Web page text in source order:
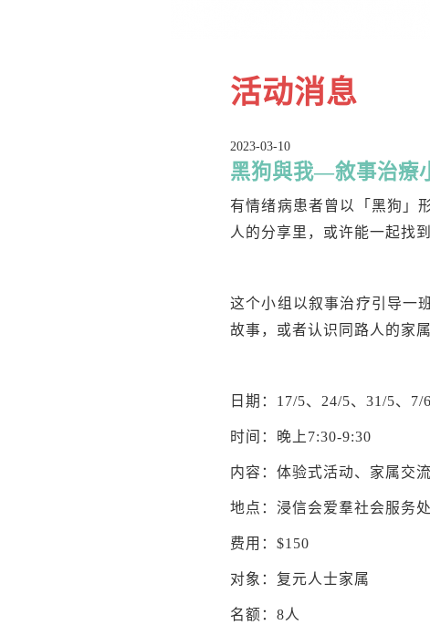
活动消息
2023-03-10
黑狗與我—敘事治療
有情绪病患者曾以「黑狗」
人的分享里，或许能一起找
这个小组以叙事治疗引导一
故事，或者认识同路人的家
日期：17/5、24/5、31/5、
时间：晚上7:30-9:30
内容：体验式活动、家属交
地点：浸信会爱羣社会服务
费用：$150
对象：复元人士家属
名额：8人